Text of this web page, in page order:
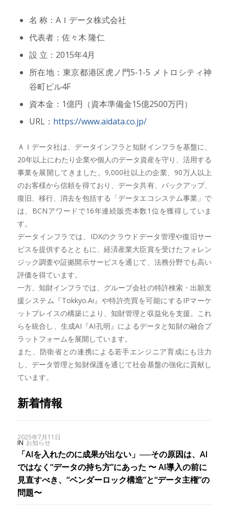
名 称：AＩデータ株式会社
代表者：佐々木 隆仁
設 立：2015年4月
所在地：東京都港区虎ノ門5-1-5 メトロシティ神
谷町ビル4F
資本金：1億円（資本準備金15億2500万円）
URL： https://www.aidata.co.jp/
ＡＩデータ社は、データインフラと知財インフラを基盤に、
20年以上にわたり企業や個人のデータ資産を守り、活用する
事業を展開してきました。9,000社以上の企業、90万人以上
のお客様から信頼を得ており、データ共有、バックアップ、
復旧、移行、消去を包括する「データエコシステム事業」で
は、BCNアワードで16年連続販売本数1位を獲得していま
す。
データインフラでは、IDXのクラウドデータ管理や復旧サー
ビスを提供するとともに、経済産業大臣賞を受けたフォレン
ジック調査や証拠開示サービスを通じて、法務分野でも高い
評価を得ています。
一方、知財インフラでは、グループ会社の特許検索・出願支
援システム『Tokkyo.Ai』や特許売買を可能にするIPマーケ
ットプレイスの構築により、知財管理と収益化を支援。これ
らを統合し、生成AI『AI孔明』によるデータと知財の融合プ
ラットフォームを展開しています。
また、防衛省との連携による若手エンジニア育成にも注力
し、データ管理と知財保護を通じて社会基盤の強化に貢献し
ています。
新着情報
2025年7月11日
IN お知らせ
「AIを入れたのに成果が出ない」──その原因は、AI
ではなく“データの持ち方”にあった 〜 AI導入の前に
見直すべき、“ベンダーロック構造”と“データ主権”の
問題〜